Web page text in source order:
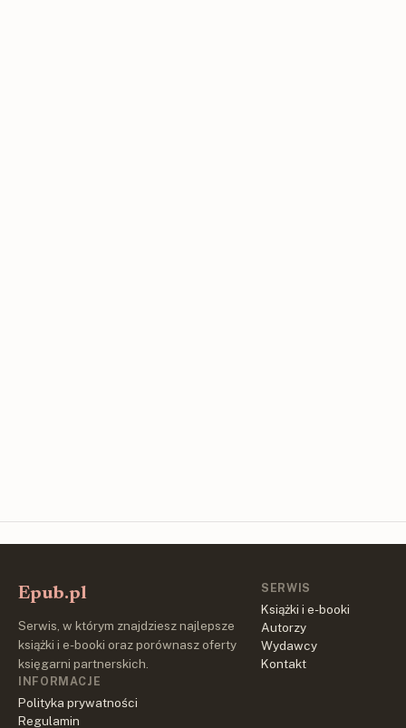
Epub.pl
Serwis, w którym znajdziesz najlepsze
książki i e-booki oraz porównasz oferty
księgarni partnerskich.
SERWIS
Książki i e-booki
Autorzy
Wydawcy
Kontakt
INFORMACJE
Polityka prywatności
Regulamin